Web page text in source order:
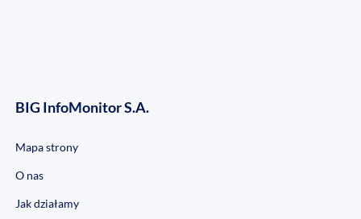
BIG InfoMonitor S.A.
Mapa strony
O nas
Jak działamy